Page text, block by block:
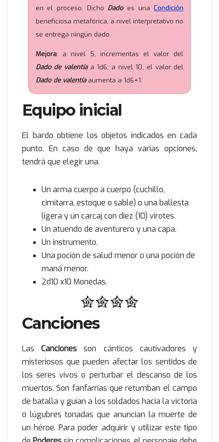
en el proceso. Dicho Dado es unaCondición
beneficiosa metafórica, a nivel interpretativo no
se entrega ningún dado.
Mejora: a nivel 5, incrementas el valor del
Dado de valentíaa 1d6; a nivel 10, el valor del
Dado de valentíaaumenta a 1d6+1.
Equipo inicial
El bardo obtiene los objetos indicados en cada
punto. En caso de que haya varias opciones,
tendrá que elegir una.
Un arma cuerpo a cuerpo (cuchillo,
cimitarra, estoque o sable) o una ballesta
ligera y un carcaj con diez (10) virotes.
Un atuendo de aventurero y una capa.
Un instrumento.
Una poción de salud menor o una poción de
maná menor.
2d10 x10 Monedas.
Canciones
LasCanciones son cánticos cautivadores y
misteriosos que pueden afectar los sentidos de
los seres vivos o perturbar el descanso de los
muertos. Son fanfarrias que retumban el campo
de batalla y guían a los soldados hacia la victoria
o lúgubres tonadas que anuncian la muerte de
un héroe. Para poder adquirir y utilizar este tipo